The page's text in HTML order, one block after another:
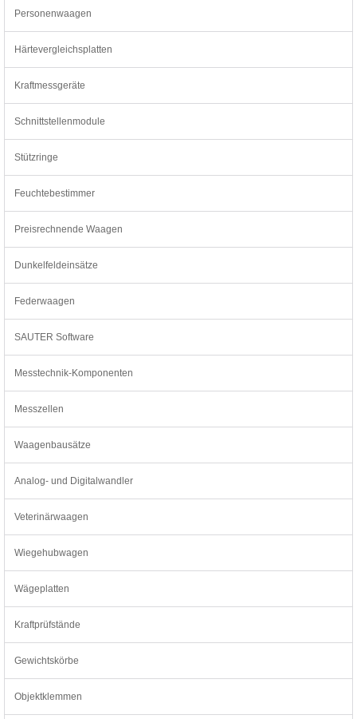
Personenwaagen
Härtevergleichsplatten
Kraftmessgeräte
Schnittstellenmodule
Stützringe
Feuchtebestimmer
Preisrechnende Waagen
Dunkelfeldeinsätze
Federwaagen
SAUTER Software
Messtechnik-Komponenten
Messzellen
Waagenbausätze
Analog- und Digitalwandler
Veterinärwaagen
Wiegehubwagen
Wägeplatten
Kraftprüfstände
Gewichtskörbe
Objektklemmen